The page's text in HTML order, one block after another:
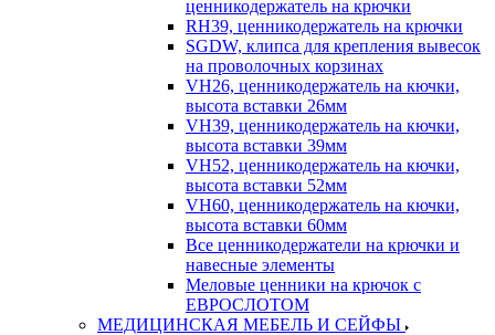
ценникодержатель на крючки
RH39, ценникодержатель на крючки
SGDW, клипса для крепления вывесок
на проволочных корзинах
VH26, ценникодержатель на кючки,
высота вставки 26мм
VH39, ценникодержатель на кючки,
высота вставки 39мм
VH52, ценникодержатель на кючки,
высота вставки 52мм
VH60, ценникодержатель на кючки,
высота вставки 60мм
Все ценникодержатели на крючки и
навесные элементы
Меловые ценники на крючок с
ЕВРОСЛОТОМ
МЕДИЦИНСКАЯ МЕБЕЛЬ И СЕЙФЫ